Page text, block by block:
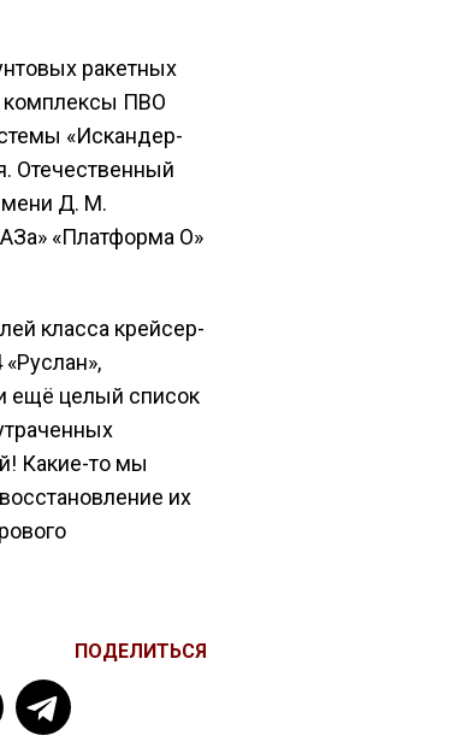
ракетных
комплексы ПВО
«Искандер-
Отечественный
Д. М.
«Платформа О»
класса крейсер-
ещё целый список
Какие-то мы
их
ПОДЕЛИТЬСЯ